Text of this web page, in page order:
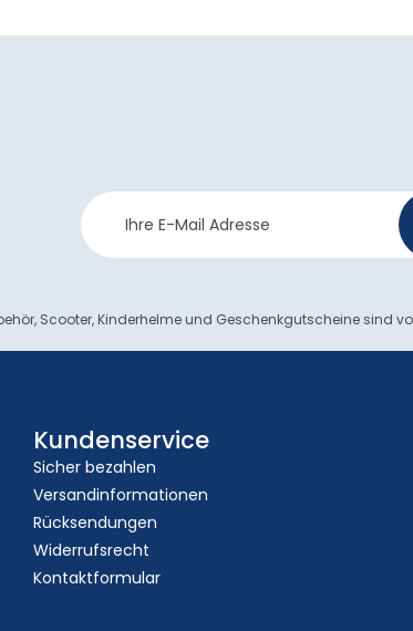
Newsletter
Anmeldung
Scooter, Kinderhelme und Geschenkgutscheine sind
Kundenservice
Sicher bezahlen
Versandinformationen
Rücksendungen
Widerrufsrecht
Kontaktformular